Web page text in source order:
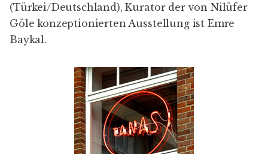
(Türkei/Deutschland), Kurator der von Nilüfer
Göle konzeptionierten Ausstellung ist Emre
Baykal.